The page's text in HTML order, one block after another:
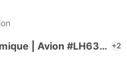
Classe économique | Avion #LH6395 +2